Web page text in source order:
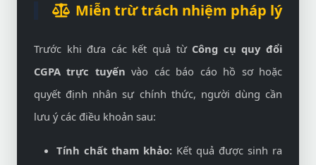
Miễn trừ trách nhiệm pháp lý
Trước khi đưa các kết quả từ Công cụ quy đổi
CGPA trực tuyến vào các báo cáo hồ sơ hoặc
quyết định nhân sự chính thức, người dùng cần
lưu ý các điều khoản sau:
Tính chất tham khảo: Kết quả được sinh ra